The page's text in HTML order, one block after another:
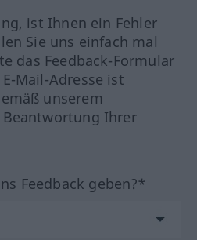
ist Ihnen ein Fehler
Sie uns einfach mal
das Feedback-Formular
Mail-Adresse ist
unserem
Ihrer
Feedback geben?*